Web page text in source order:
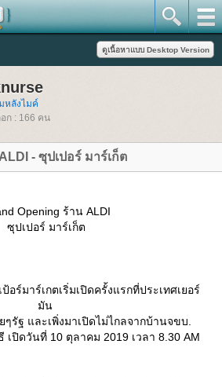
หลังไมค์
ก : 166 คน
- ซุปเปอร์ มาร์เก็ต
Opening ร้าน ALDI
ซุปเปอร์ มาร์เก็ต
อร์มาร์เกตเริ่มเปิดครั้งแรกที่ประเทศเยอร์
มัน
ๆรัฐ และเพิ่งมาเปิดไม่ไกลจากบ้านจขบ.
เปิดวันที่ 10 ตุลาคม 2019 เวลา 8.30 AM